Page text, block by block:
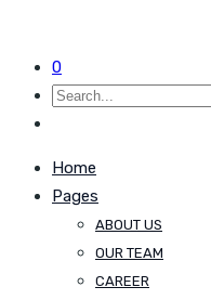
0
Home
Pages
ABOUT US
OUR TEAM
CAREER